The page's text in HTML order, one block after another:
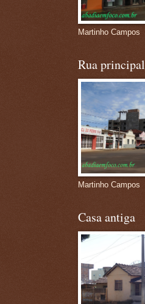
Martinho Campos
Rua principal
Martinho Campos
Casa antiga